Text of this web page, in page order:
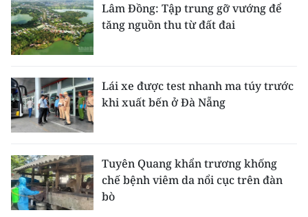
Lâm Đồng: Tập trung gỡ vướng để
tăng nguồn thu từ đất đai
Lái xe được test nhanh ma túy trước
khi xuất bến ở Đà Nẵng
Tuyên Quang khẩn trương khống
chế bệnh viêm da nổi cục trên đàn
bò